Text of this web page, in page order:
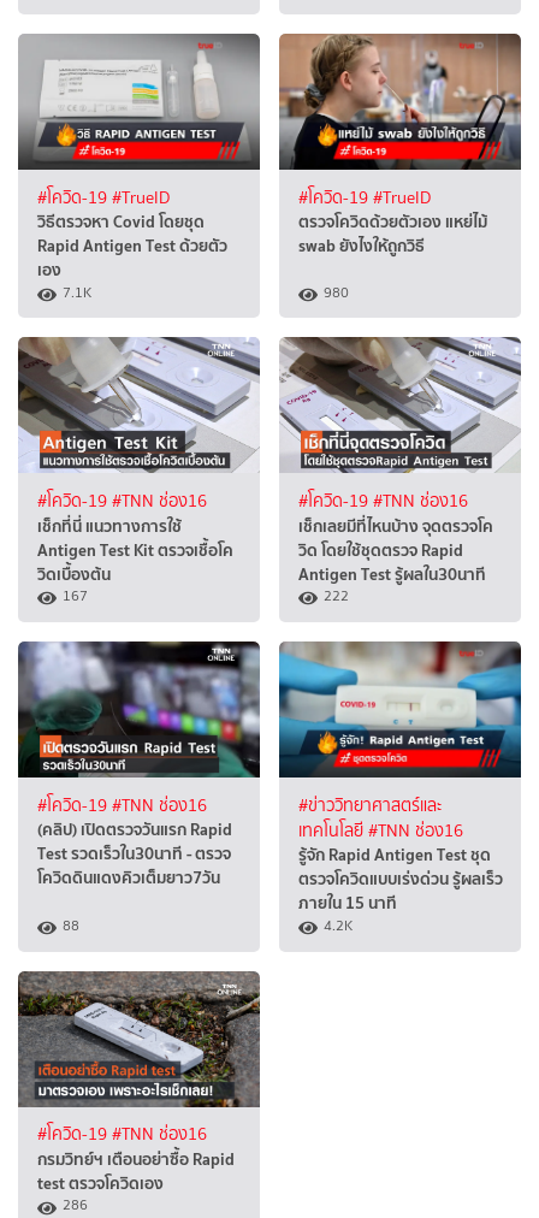
#โควิด-19#TrueID
วิธีตรวจหา Covid โดยชุด
Rapid Antigen Test ด้วยตัว
เอง
7.1K
#โควิด-19#TrueID
ตรวจโควิดด้วยตัวเอง แหย่ไม้
swab ยังไงให้ถูกวิธี
980
#โควิด-19#TNN ช่อง16
เช็กที่นี่ แนวทางการใช้
Antigen Test Kit ตรวจเชื้อโค
วิดเบื้องต้น
167
#โควิด-19#TNN ช่อง16
เช็กเลยมีที่ไหนบ้าง จุดตรวจโค
วิด โดยใช้ชุดตรวจ Rapid
Antigen Test รู้ผลใน30นาที
222
#โควิด-19#TNN ช่อง16
(คลิป) เปิดตรวจวันแรก Rapid
Test รวดเร็วใน30นาที - ตรวจ
โควิดดินแดงคิวเต็มยาว7วัน
88
#ข่าววิทยาศาสตร์และ
เทคโนโลยี#TNN ช่อง16
รู้จัก Rapid Antigen Test ชุด
ตรวจโควิดแบบเร่งด่วน รู้ผลเร็ว
ภายใน 15 นาที
4.2K
#โควิด-19#TNN ช่อง16
กรมวิทย์ฯ เตือนอย่าซื้อ Rapid
test ตรวจโควิดเอง
286